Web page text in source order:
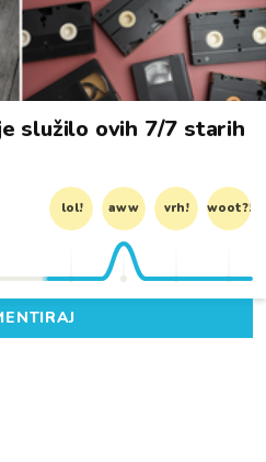
služilo ovih 7/7 starih
lol! aww vrh! woot?!